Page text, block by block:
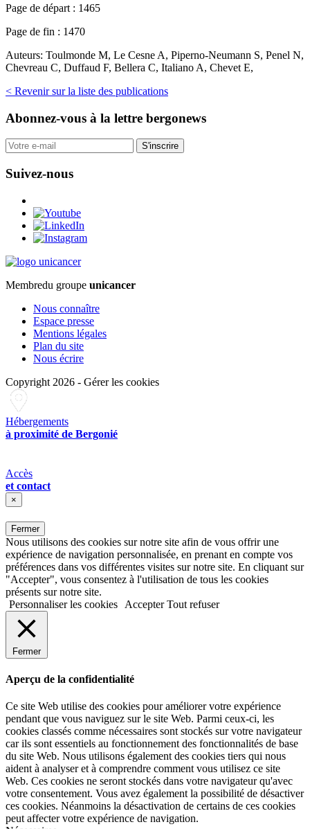
Page de départ : 1465
Page de fin : 1470
Auteurs: Toulmonde M, Le Cesne A, Piperno-Neumann S, Penel N,
Chevreau C, Duffaud F, Bellera C, Italiano A, Chevet E,
< Revenir sur la liste des publications
Abonnez-vous à la lettre bergonews
S'inscrire
Suivez-nous
Membredu groupe unicancer
Nous connaître
Espace presse
Mentions légales
Plan du site
Nous écrire
Copyright 2026 - Gérer les cookies
Hébergements
à proximité de Bergonié
Accès
et contact
×
Fermer
Nous utilisons des cookies sur notre site afin de vous offrir une
expérience de navigation personnalisée, en prenant en compte vos
préférences dans vos différentes visites sur notre site. En cliquant sur
"Accepter", vous consentez à l'utilisation de tous les cookies
présents sur notre site.
Personnaliser les cookies
Accepter Tout refuser
Fermer
Aperçu de la confidentialité
Ce site Web utilise des cookies pour améliorer votre expérience
pendant que vous naviguez sur le site Web. Parmi ceux-ci, les
cookies classés comme nécessaires sont stockés sur votre navigateur
car ils sont essentiels au fonctionnement des fonctionnalités de base
du site Web. Nous utilisons également des cookies tiers qui nous
aident à analyser et à comprendre comment vous utilisez ce site
Web. Ces cookies ne seront stockés dans votre navigateur qu'avec
votre consentement. Vous avez également la possibilité de désactiver
ces cookies. Néanmoins la désactivation de certains de ces cookies
peut affecter votre expérience de navigation.